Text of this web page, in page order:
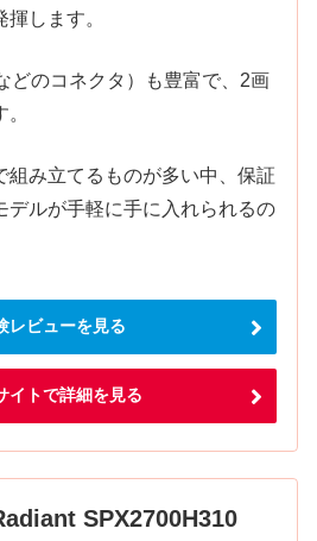
します。
どのコネクタ）も豊富で、2画
組み立てるものが多い中、保証
デルが手軽に手に入れられるの
レビューを見る
イトで詳細を見る
SPX2700H310